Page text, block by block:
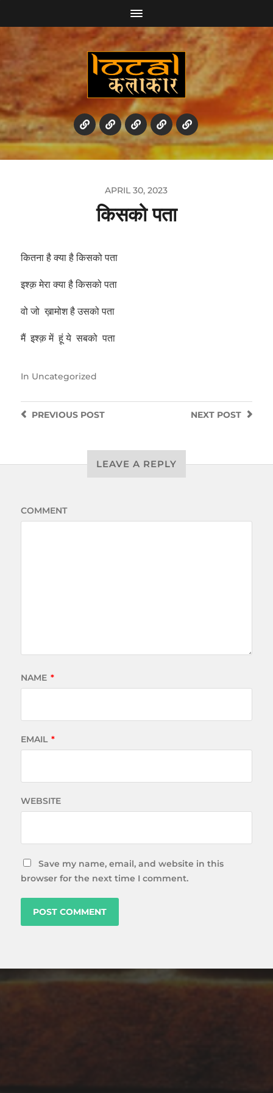
APRIL 30, 2023
किसको पता
कितना है क्या है किसको पता
इश्क़ मेरा क्या है किसको पता
वो जो ख़ामोश है उसको पता
मैं इश्क़ में हूं ये सबको पता
In Uncategorized
NEXT POST
PREVIOUSPOST
LEAVE A REPLY
COMMENT
NAME *
EMAIL *
WEBSITE
Save my name, email, and website in this
browser for the next time I comment.